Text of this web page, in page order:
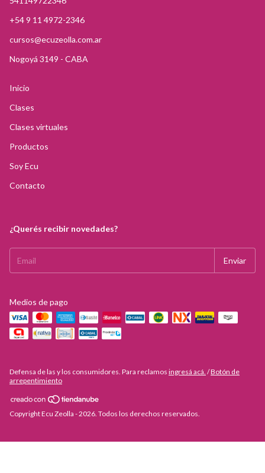
+54 9 11 4972-2346
cursos@ecuzeolla.com.ar
Nogoyá 3149 - CABA
Inicio
Clases
Clases virtuales
Productos
Soy Ecu
Contacto
¿Querés recibir novedades?
Medios de pago
Defensa de las y los consumidores. Para reclamos ingresá acá. /Botón de
arrepentimiento
Copyright Ecu Zeolla - 2026. Todos los derechos reservados.